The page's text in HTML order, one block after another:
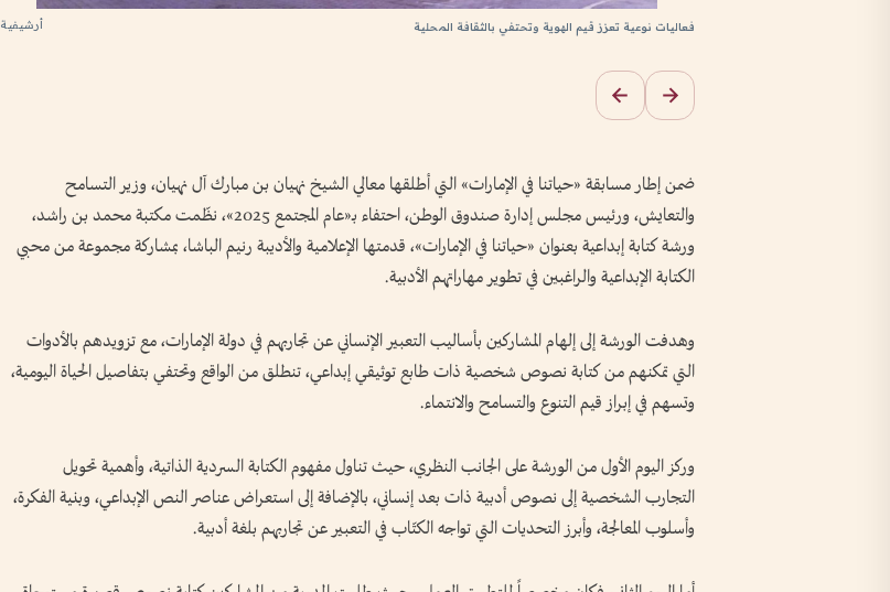
أرشيفية فعاليات نوعية تعزز قيم الهوية وتحتفي بالثقافة المحلية
ضمن إطار مسابقة «حياتنا في الإمارات» التي أطلقها معالي الشيخ نهيان بن مبارك آل نهيان، وزير التسامح
والتعايش، ورئيس مجلس إدارة صندوق الوطن، احتفاء بـ«عام المجتمع 2025»، نظّمت مكتبة محمد بن راشد،
ورشة كتابة إبداعية بعنوان «حياتنا في الإمارات»، قدمتها الإعلامية والأديبة رنيم الباشا، بمشاركة مجموعة من محبي
الكتابة الإبداعية والراغبين في تطوير مهاراتهم الأدبية.
وهدفت الورشة إلى إلهام المشاركين بأساليب التعبير الإنساني عن تجاربهم في دولة الإمارات، مع تزويدهم بالأدوات
التي تمكنهم من كتابة نصوص شخصية ذات طابع توثيقي إبداعي، تنطلق من الواقع وتحتفي بتفاصيل الحياة اليومية،
وتسهم في إبراز قيم التنوع والتسامح والانتماء.
وركز اليوم الأول من الورشة على الجانب النظري، حيث تناول مفهوم الكتابة السردية الذاتية، وأهمية تحويل
التجارب الشخصية إلى نصوص أدبية ذات بعد إنساني، بالإضافة إلى استعراض عناصر النص الإبداعي، وبنية الفكرة،
وأسلوب المعالجة، وأبرز التحديات التي تواجه الكتّاب في التعبير عن تجاربهم بلغة أدبية.